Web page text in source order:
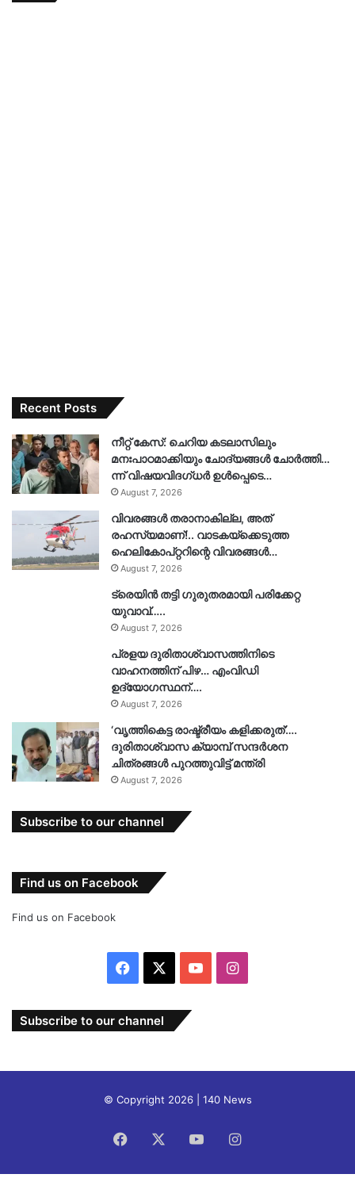
Recent Posts
നീറ്റ് കേസ്: ചെറിയ കടലാസിലും
മനഃപാഠമാക്കിയും ചോദ്യങ്ങൾ ചോർത്തി…
ന്ന് വിഷയവിദഗ്ധർ ഉൾപ്പെടെ…
August 7, 2026
വിവരങ്ങൾ തരാനാകില്ല, അത്
രഹസ്യമാണ്!.. വാടകയ്‌ക്കെടുത്ത
ഹെലികോപ്റ്ററിന്റെ വിവരങ്ങൾ…
August 7, 2026
ട്രെയിൻ തട്ടി ഗുരുതരമായി പരിക്കേറ്റ
യുവാവ്…..
August 7, 2026
പ്രളയ ദുരിതാശ്വാസത്തിനിടെ
വാഹനത്തിന് പിഴ… എംവിഡി
ഉദ്യോഗസ്ഥന്….
August 7, 2026
‘വൃത്തികെട്ട രാഷ്ട്രീയം കളിക്കരുത്’….
ദുരിതാശ്വാസ ക്യാമ്പ് സന്ദർശന
ചിത്രങ്ങൾ പുറത്തുവിട്ട് മന്ത്രി
August 7, 2026
Subscribe to our channel
Find us on Facebook
Find us on Facebook
Facebook YouTubeInstagram
Subscribe to our channel
© Copyright 2026 | 140 News
Facebook YouTubeInstagram